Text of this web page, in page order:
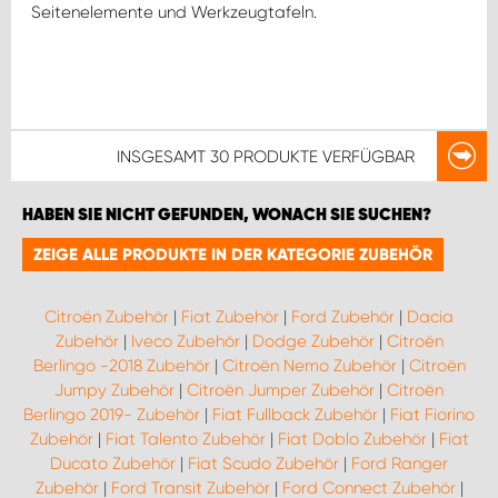
Seitenelemente und Werkzeugtafeln.
INSGESAMT 30 PRODUKTE VERFÜGBAR
HABEN SIE NICHT GEFUNDEN, WONACH SIE SUCHEN?
ZEIGE ALLE PRODUKTE IN DER KATEGORIE ZUBEHÖR
Citroën Zubehör | Fiat Zubehör | Ford Zubehör | Dacia
Zubehör| Iveco Zubehör| Dodge Zubehör| Citroën
Berlingo -2018 Zubehör| Citroën Nemo Zubehör| Citroën
Jumpy Zubehör | Citroën Jumper Zubehör | Citroën
Berlingo 2019- Zubehör | Fiat Fullback Zubehör | Fiat Fiorino
Zubehör| Fiat Talento Zubehör| Fiat Doblo Zubehör| Fiat
Ducato Zubehör | Fiat Scudo Zubehör | Ford Ranger
Zubehör| Ford Transit Zubehör| Ford Connect Zubehör|